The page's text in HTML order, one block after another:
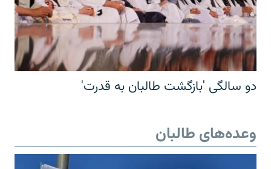
دو سالگی 'بازگشت طالبان به قدرت'
وعده‌های طالبان